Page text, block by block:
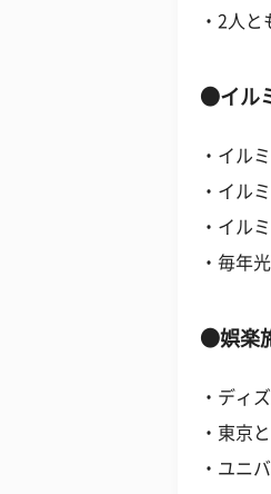
・2人
●イル
・イル
・イル
・イル
・毎年
●娯楽
・ディ
・東京
・ユニ